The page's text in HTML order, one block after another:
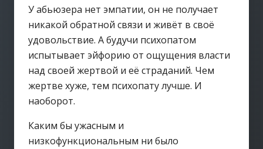
У абьюзера нет эмпатии, он не получает
никакой обратной связи и живёт в своё
удовольствие. А будучи психопатом
испытывает эйфорию от ощущения власти
над своей жертвой и её страданий. Чем
жертве хуже, тем психопату лучше. И
наоборот.
Каким бы ужасным и
низкофункциональным ни было